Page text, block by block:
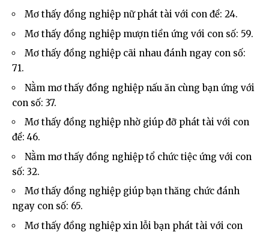
Mơ thấy đồng nghiệp nữ phát tài với con đề: 24.
Mơ thấy đồng nghiệp mượn tiền ứng với con số: 59.
Mơ thấy đồng nghiệp cãi nhau đánh ngay con số:
71.
Nằm mơ thấy đồng nghiệp nấu ăn cùng bạn ứng với
con số: 37.
Mơ thấy đồng nghiệp nhờ giúp đỡ phát tài với con
đề: 46.
Nằm mơ thấy đồng nghiệp tổ chức tiệc ứng với con
số: 32.
Mơ thấy đồng nghiệp giúp bạn thăng chức đánh
ngay con số: 65.
Mơ thấy đồng nghiệp xin lỗi bạn phát tài với con